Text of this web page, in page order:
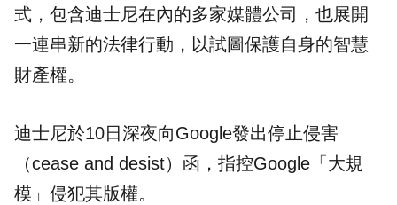
式，包含迪士尼在內的多家媒體公司，也展開
一連串新的法律行動，以試圖保護自身的智慧
財產權。
迪士尼於10日深夜向Google發出停止侵害
（cease and desist）函，指控Google「大規
模」侵犯其版權。